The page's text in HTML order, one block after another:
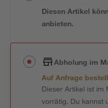
Diesen Artikel
anbieten.
Abholung im
Auf Anfrage
Dieser Artikel ist im
vorrätig. Du kannst